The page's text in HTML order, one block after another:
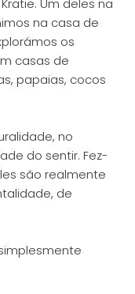
Um deles na
na casa de
os
casas de
papaias, cocos
no
do sentir. Fez-
são realmente
de